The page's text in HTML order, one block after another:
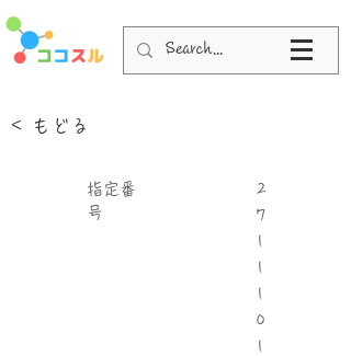
< もどる
指定番
号
2
7
1
1
1
0
1